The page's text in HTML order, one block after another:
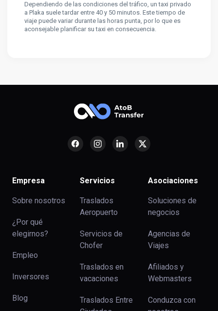
Dependiendo de las condiciones del tráfico, un taxi privado
a Plaka suele tardar entre 40 y 50 minutos. Este tiempo de
viaje puede variar durante las horas punta, por lo que es
aconsejable planificar su taxi en consecuencia.
Empresa
Sobre nosotros
¿Por qué
elegirnos?
Empleo
Inversores
Blog
Servicios
Traslados
Aeropuerto
Servicios de
Chofer
Traslados en
vacaciones
Traslados Entre
Asociaciones
Soluciones de
negocios
Agencias de
Viajes
Afiliados y
Webmasters
Conduzca con